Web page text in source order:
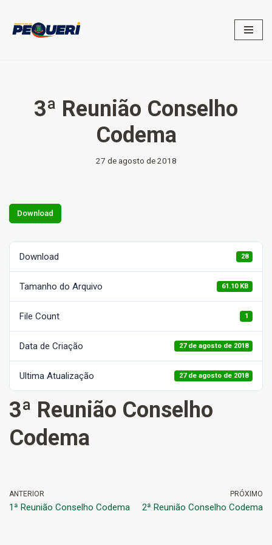
Pular
3ª Reunião Conselho
Codema
27 de agosto de 2018
Download
Download 28
Tamanho do Arquivo 61.10 KB
File Count 1
Data de Criação 27 de agosto de 2018
Ultima Atualização 27 de agosto de 2018
3ª Reunião Conselho
Codema
ANTERIOR
1ª Reunião Conselho Codema
PRÓXIMO
2ª Reunião Conselho Codema